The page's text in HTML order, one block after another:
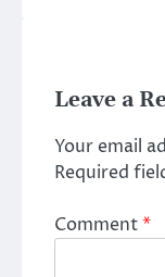
Leave a
Your email
Required
Comment*